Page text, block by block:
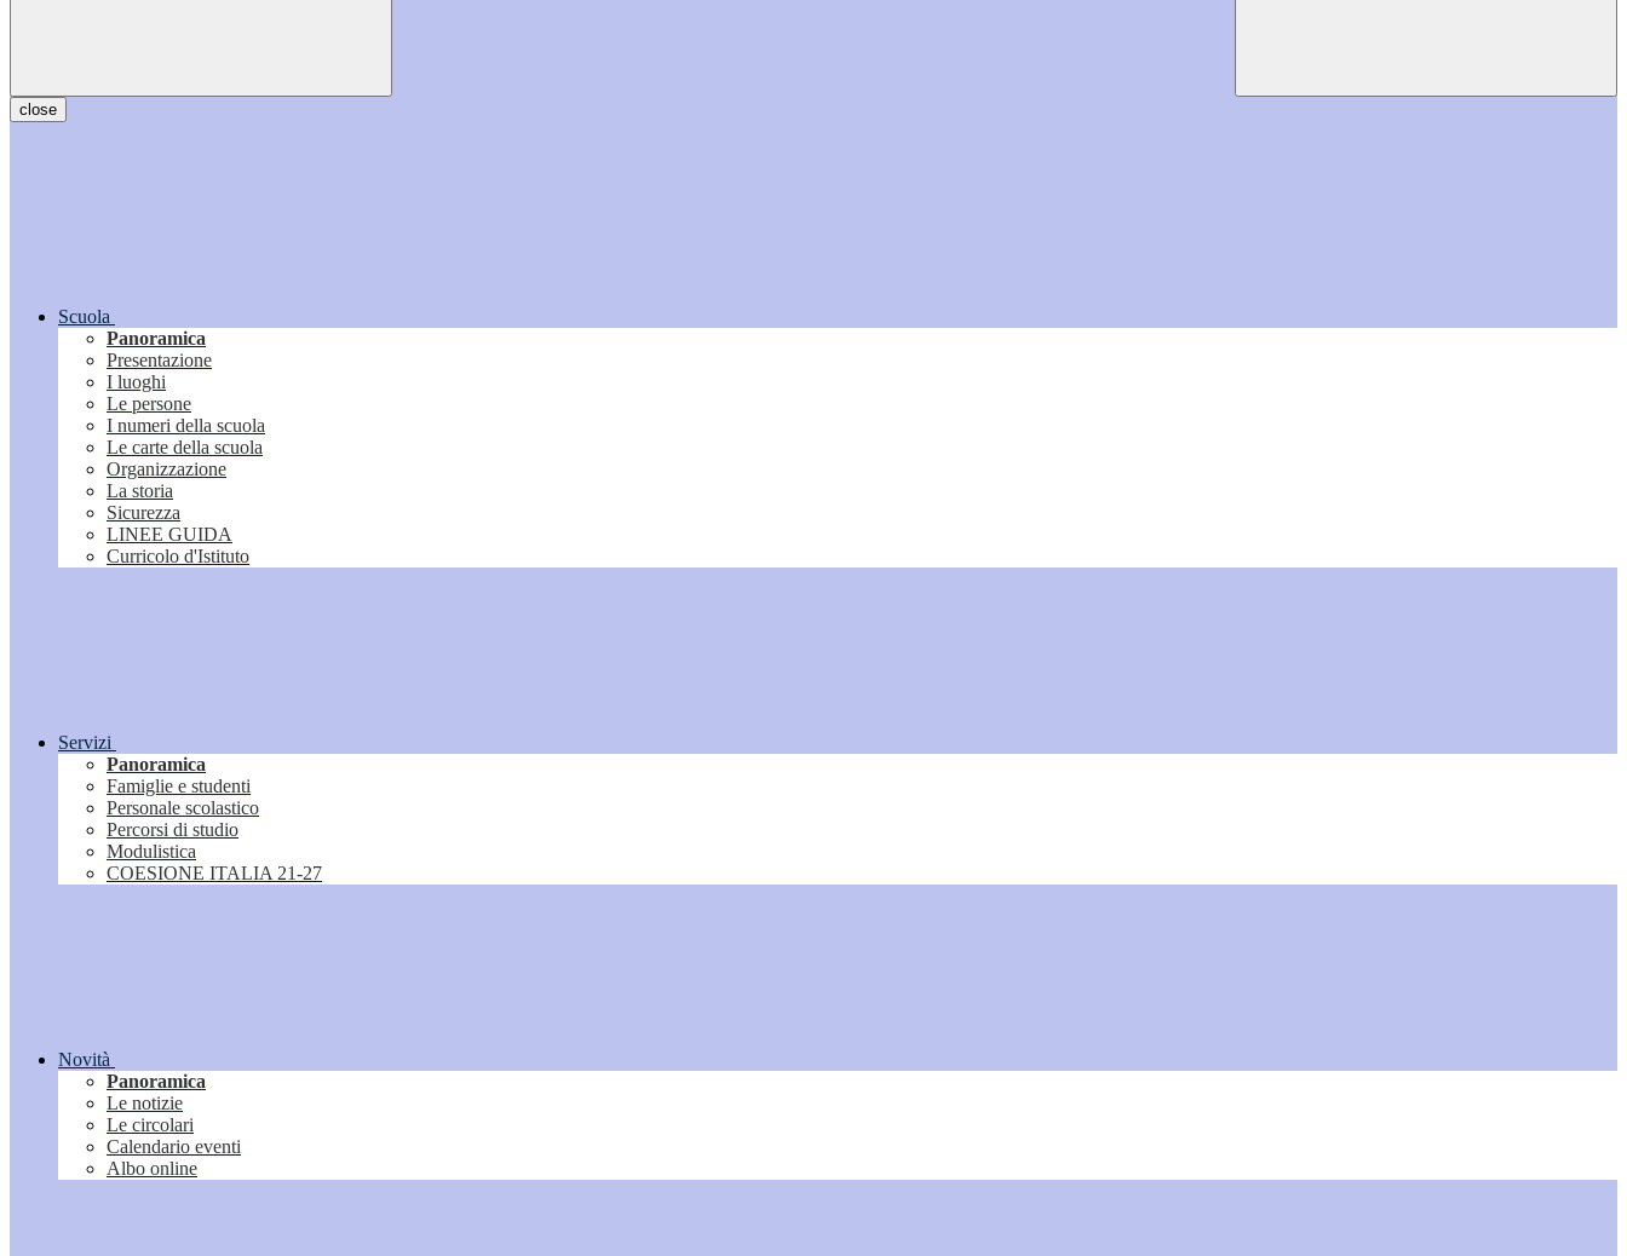
close
Scuola
Panoramica
Presentazione
I luoghi
Le persone
I numeri della scuola
Le carte della scuola
Organizzazione
La storia
Sicurezza
LINEE GUIDA
Curricolo d'Istituto
Servizi
Panoramica
Famiglie e studenti
Personale scolastico
Percorsi di studio
Modulistica
COESIONE ITALIA 21-27
Novità
Panoramica
Le notizie
Le circolari
Calendario eventi
Albo online